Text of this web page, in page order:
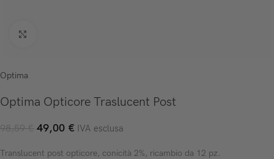
Optima
Optima Opticore Traslucent Post
98,59€ 49,00 € IVA esclusa
Translucent post opticore, conicità 2%, ricambio da 12 pz.